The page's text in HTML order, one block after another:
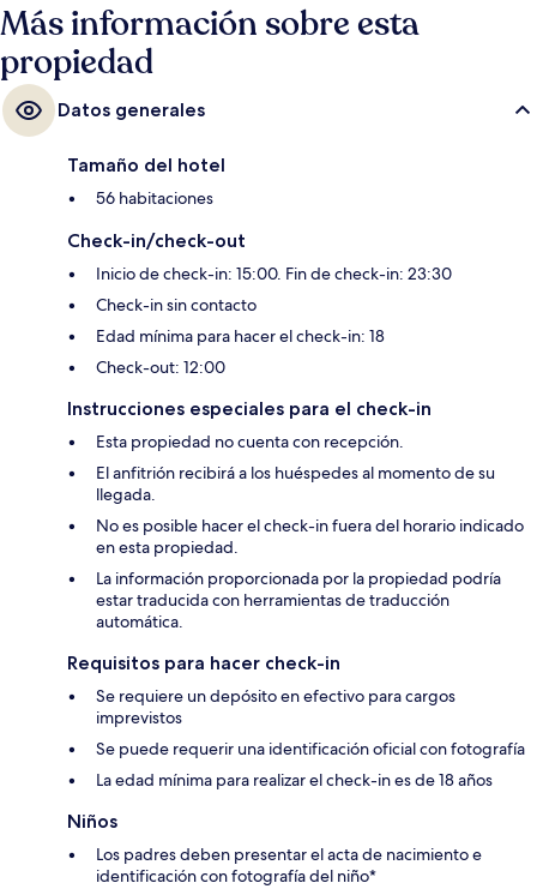
Más información sobre esta
propiedad
Datos generales
Tamaño del hotel
56 habitaciones
Check-in/check-out
Inicio de check-in: 15:00. Fin de check-in: 23:30
Check-in sin contacto
Edad mínima para hacer el check-in: 18
Check-out: 12:00
Instrucciones especiales para el check-in
Esta propiedad no cuenta con recepción.
El anfitrión recibirá a los huéspedes al momento de su
llegada.
No es posible hacer el check-in fuera del horario indicado
en esta propiedad.
La información proporcionada por la propiedad podría
estar traducida con herramientas de traducción
automática.
Requisitos para hacer check-in
Se requiere un depósito en efectivo para cargos
imprevistos
Se puede requerir una identificación oficial con fotografía
La edad mínima para realizar el check-in es de 18 años
Niños
Los padres deben presentar el acta de nacimiento e
identificación con fotografía del niño*